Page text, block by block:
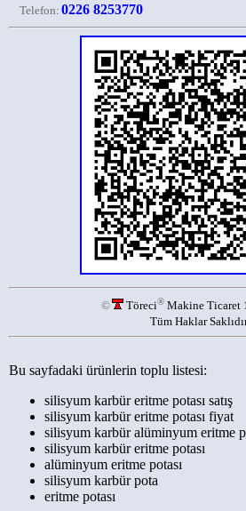
Telefon: 0226 8253770
© Töreci® Makine Ticaret
Tüm Haklar
Bu sayfadaki ürünlerin toplu listesi:
silisyum karbür eritme potası satış
silisyum karbür eritme potası fiyat
silisyum karbür alüminyum eritme
silisyum karbür eritme potası
alüminyum eritme potası
silisyum karbür pota
eritme potası